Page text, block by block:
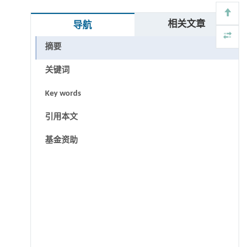
导航 相关文章
摘要
关键词
Key words
引用本文
基金资助